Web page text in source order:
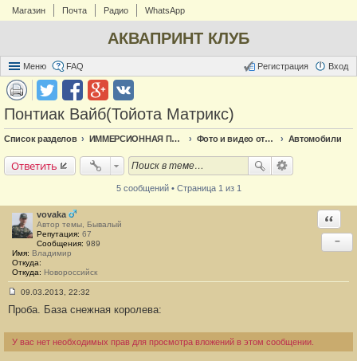
Магазин Почта Радио WhatsApp
АКВАПРИНТ КЛУБ
Меню FAQ Вход
Регистрация
Понтиак Вайб(Тойота Матрикс)
Список разделов ИММЕРСИОННАЯ ПЕЧАТЬ Фото и видео отчёт по аквапечати Автомобили
Ответить
5 сообщений • Страница 1 из 1
vovaka
Автор темы, Бывалый
Репутация: 67
Сообщения: 989
Имя: Владимир
Откуда:
Откуда: Новороссийск
−
о
щ
е
09.03.2013, 22:32
Проба. База снежная королева:
У вас нет необходимых прав для просмотра вложений в этом сообщении.